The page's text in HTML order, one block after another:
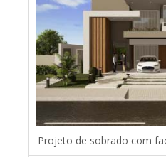
Projeto de sobrado com